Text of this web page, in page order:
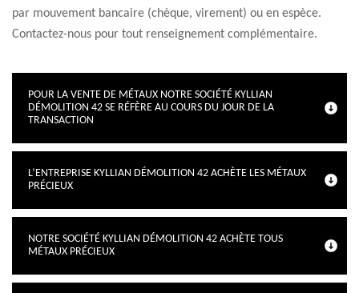
par mouvement bancaire (chèque, virement) ou en espèce.
Contactez-nous pour tout renseignement complémentaire.
POUR LA VENTE DE MÉTAUX NOTRE SOCIÉTÉ KYLLIAN
DÉMOLITION 42 SE RÉFÈRE AU COURS DU JOUR DE LA
TRANSACTION
L’ENTREPRISE KYLLIAN DÉMOLITION 42 ACHÈTE LES MÉTAUX
PRÉCIEUX
NOTRE SOCIÉTÉ KYLLIAN DÉMOLITION 42 ACHÈTE TOUS
MÉTAUX PRÉCIEUX